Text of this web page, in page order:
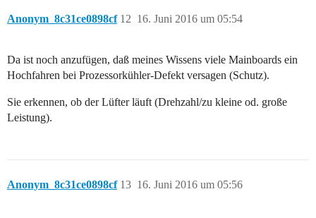
Anonym_8c31ce0898cf 16. Juni 2016 um 05:54
12
Da ist noch anzufügen, daß meines Wissens viele Mainboards ein
Hochfahren bei Prozessorkühler-Defekt versagen (Schutz).
Sie erkennen, ob der Lüfter läuft (Drehzahl/zu kleine od. große
Leistung).
Anonym_8c31ce0898cf 16. Juni 2016 um 05:56
13